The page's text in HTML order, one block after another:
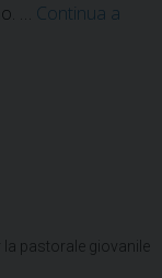
… Continua a
la pastorale giovanile